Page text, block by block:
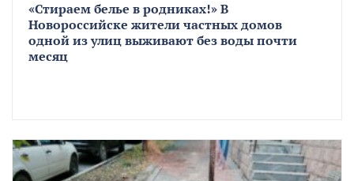
«Стираем белье в родниках!» В
Новороссийске жители частных домов
одной из улиц выживают без воды почти
месяц